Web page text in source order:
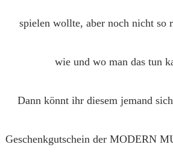
spielen wollte, aber noch nicht so
wie und wo man das tun
Dann könnt ihr diesem jemand
Geschenkgutschein der MODERN